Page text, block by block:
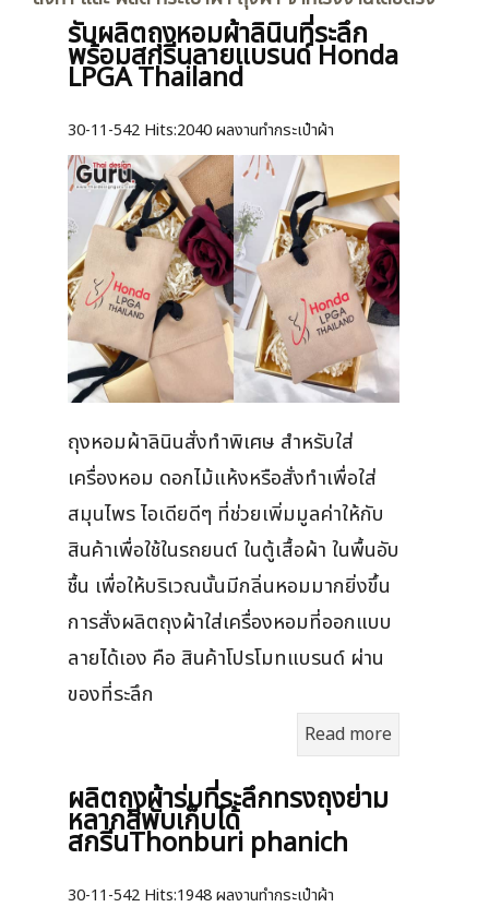
รับผลิตถุงหอมผ้าลินินที่ระลึก
พร้อมสกรีนลายแบรนด์ Honda
LPGA Thailand
30-11-542 Hits:2040 ผลงานทำกระเป๋าผ้า
ถุงหอมผ้าลินินสั่งทำพิเศษ สำหรับใส่
เครื่องหอม ดอกไม้แห้งหรือสั่งทำเพื่อใส่
สมุนไพร ไอเดียดีๆ ที่ช่วยเพิ่มมูลค่าให้กับ
สินค้าเพื่อใช้ในรถยนต์ ในตู้เสื้อผ้า ในพื้นอับ
ชื้น เพื่อให้บริเวณนั้นมีกลิ่นหอมมากยิ่งขึ้น
การสั่งผลิตถุงผ้าใส่เครื่องหอมที่ออกแบบ
ลายได้เอง คือ สินค้าโปรโมทแบรนด์ ผ่าน
ของที่ระลึก
Read more
ผลิตถุงผ้าร่มที่ระลึกทรงถุงย่าม
หลากสีพับเก็บได้
สกรีนThonburi phanich
30-11-542 Hits:1948 ผลงานทำกระเป๋าผ้า